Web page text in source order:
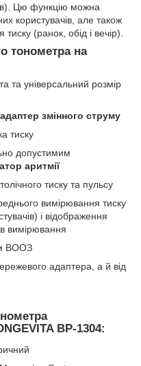
Цю функцію можна
користувачів, але також
(ранок, обід і вечір).
тонометра на
та універсальний розмір
адаптер змінного струму
тиску
допустимим
аритмії
тиску та пульсу
вимірювання тиску
і відображення
вимірювання
ВООЗ
адаптера, а й від
BP-1304: